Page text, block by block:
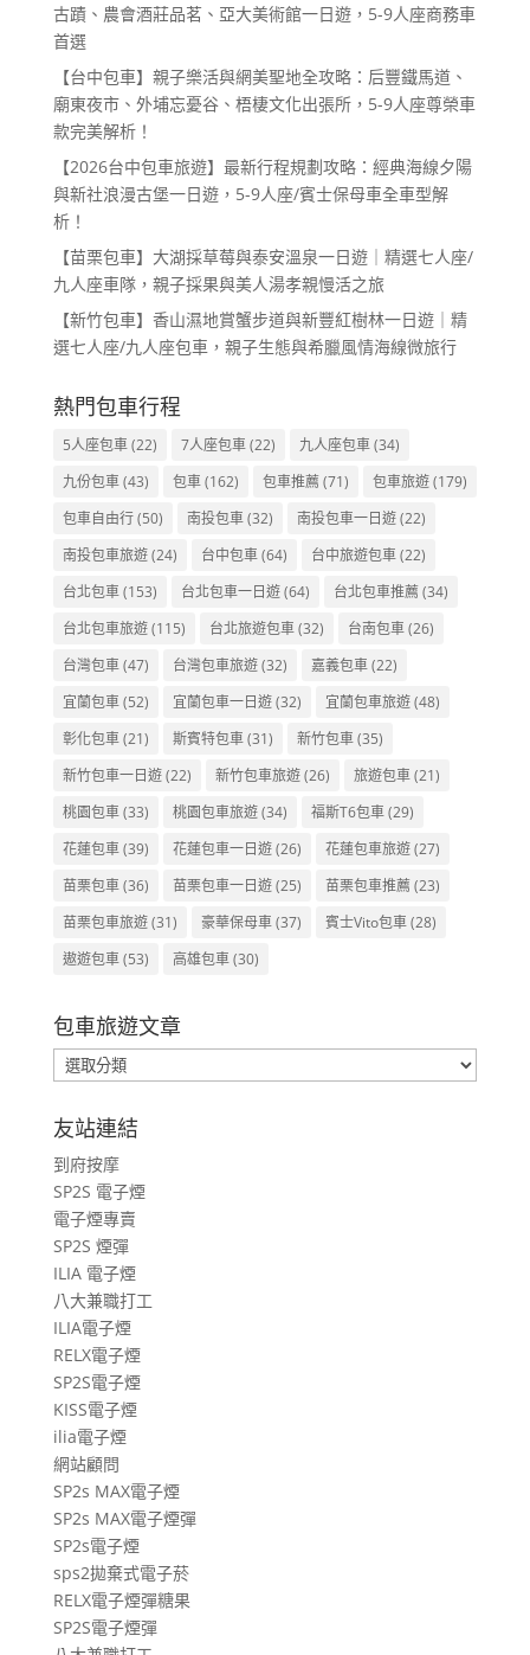
古蹟、農會酒莊品茗、亞大美術館一日遊，5-9人座商務車
首選
【台中包車】親子樂活與網美聖地全攻略：后豐鐵馬道、
廟東夜市、外埔忘憂谷、梧棲文化出張所，5-9人座尊榮車
款完美解析！
【2026台中包車旅遊】最新行程規劃攻略：經典海線夕陽
與新社浪漫古堡一日遊，5-9人座/賓士保母車全車型解
析！
【苗栗包車】大湖採草莓與泰安溫泉一日遊｜精選七人座/
九人座車隊，親子採果與美人湯孝親慢活之旅
【新竹包車】香山濕地賞蟹步道與新豐紅樹林一日遊｜精
選七人座/九人座包車，親子生態與希臘風情海線微旅行
熱門包車行程
5人座包車(22) 7人座包車(22) 九人座包車(34)
九份包車(43) 包車(162) 包車推薦(71) 包車旅遊(179)
包車自由行(50) 南投包車(32) 南投包車一日遊(22)
南投包車旅遊(24) 台中包車(64) 台中旅遊包車(22)
台北包車(153) 台北包車一日遊(64) 台北包車推薦(34)
台北包車旅遊(115) 台北旅遊包車(32) 台南包車(26)
台灣包車(47) 台灣包車旅遊(32) 嘉義包車(22)
宜蘭包車(52) 宜蘭包車一日遊(32) 宜蘭包車旅遊(48)
彰化包車(21) 斯賓特包車(31) 新竹包車(35)
新竹包車一日遊(22) 新竹包車旅遊(26) 旅遊包車(21)
桃園包車(33) 桃園包車旅遊(34) 福斯T6包車(29)
花蓮包車(39) 花蓮包車一日遊(26) 花蓮包車旅遊(27)
苗栗包車(36) 苗栗包車一日遊(25) 苗栗包車推薦(23)
苗栗包車旅遊(31) 豪華保母車(37) 賓士Vito包車(28)
遨遊包車(53) 高雄包車(30)
包車旅遊文章
包
車
旅
遊
文
章
友站連結
到府按摩
SP2S 電子煙
電子煙專賣
SP2S 煙彈
ILIA 電子煙
八大兼職打工
ILIA電子煙
RELX電子煙
SP2S電子煙
KISS電子煙
ilia電子煙
網站顧問
SP2s MAX電子煙
SP2s MAX電子煙彈
SP2s電子煙
sps2拋棄式電子菸
RELX電子煙彈糖果
SP2S電子煙彈